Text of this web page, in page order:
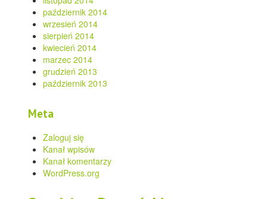
październik 2014
wrzesień 2014
sierpień 2014
kwiecień 2014
marzec 2014
grudzień 2013
październik 2013
Meta
Zaloguj się
Kanał wpisów
Kanał komentarzy
WordPress.org